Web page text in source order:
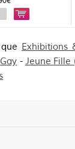
Exhibitions
Gay - Jeune Fille